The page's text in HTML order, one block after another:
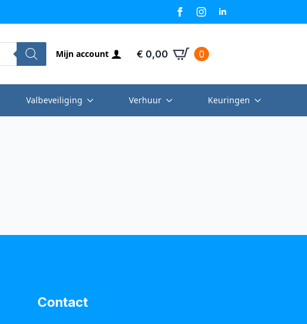
Mijn account € 0,00 0
Valbeveiliging Verhuur Keuringen
Contact